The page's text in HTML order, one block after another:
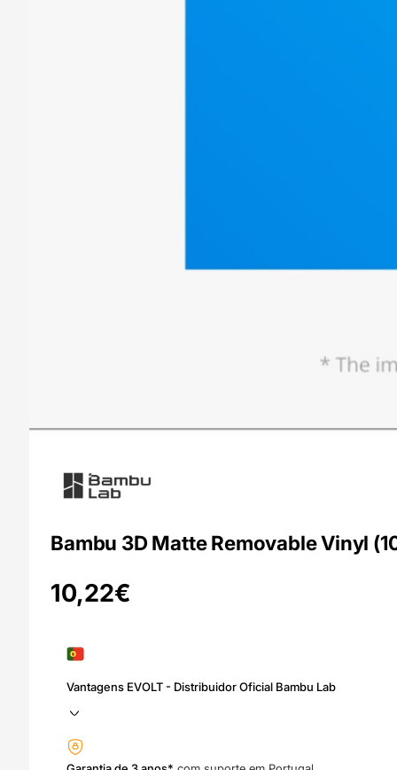
Bambu 3D Matte Removable Vinyl
10,22€
Vantagens EVOLT - Distribuidor Oficial Bambu Lab